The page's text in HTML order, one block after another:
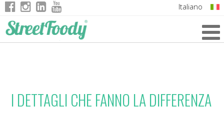
Italiano
I DETTAGLI CHE FANNO LA DIFFERENZA